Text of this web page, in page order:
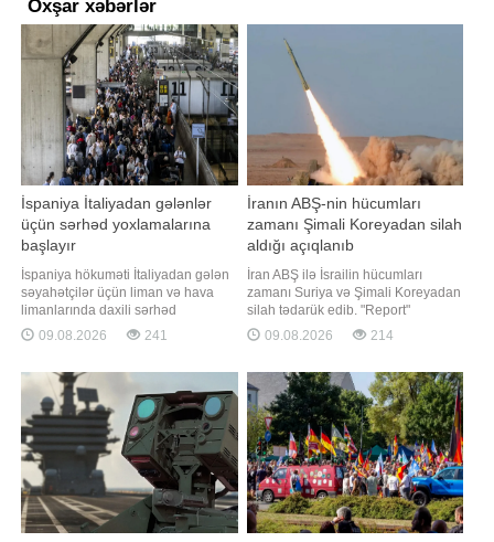
Oxşar xəbərlər
İspaniya İtaliyadan gələnlər
üçün sərhəd yoxlamalarına
başlayır
İspaniya hökuməti İtaliyadan gələn
səyahətçilər üçün liman və hava
limanlarında daxili sərhəd
nəzarətini müvəqqəti olaraq tətbiq
etmək qərarına gəlib. bu barədə "El
Nəşrin məlumatına görə, nəzarət
tədbirləri avqustun 8-dən qüvvəyə
minəcək və səyahətçiləri
09.08.2026 241
İranın ABŞ-nin hücumları
zamanı Şimali Koreyadan silah
aldığı açıqlanıb
İran ABŞ ilə İsrailin hücumları
zamanı Suriya və Şimali Koreyadan
silah tədarük edib. "Report"
"Tasnim" agentliyinə istinadən
xəbər verir ki, bunu İslam İnqilabı
Qüds Qüvvələri komandanının
müavini, "Əbubəkr" ləqəbi ilə
tanınan briqada general
09.08.2026 214